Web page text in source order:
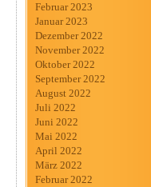
Februar 2023
Januar 2023
Dezember 2022
November 2022
Oktober 2022
September 2022
August 2022
Juli 2022
Juni 2022
Mai 2022
April 2022
März 2022
Februar 2022